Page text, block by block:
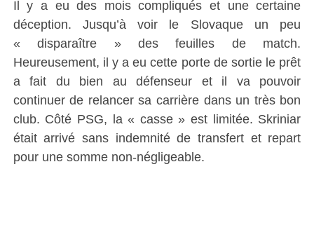
Il y a eu des mois compliqués et une certaine
déception. Jusqu’à voir le Slovaque un peu
« disparaître » des feuilles de match.
Heureusement, il y a eu cette porte de sortie le prêt
a fait du bien au défenseur et il va pouvoir
continuer de relancer sa carrière dans un très bon
club. Côté PSG, la « casse » est limitée. Skriniar
était arrivé sans indemnité de transfert et repart
pour une somme non-négligeable.